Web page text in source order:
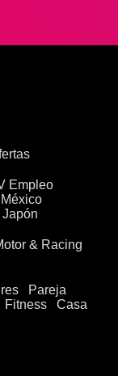
Empleo
& Racing
Pareja
Fitness
Casa